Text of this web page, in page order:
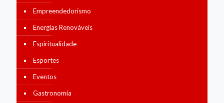
Empreendedorismo
Energias Renováveis
Espiritualidade
Esportes
Eventos
Gastronomia